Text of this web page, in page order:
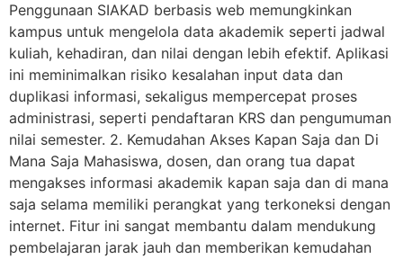
Penggunaan SIAKAD berbasis web memungkinkan
kampus untuk mengelola data akademik seperti jadwal
kuliah, kehadiran, dan nilai dengan lebih efektif. Aplikasi
ini meminimalkan risiko kesalahan input data dan
duplikasi informasi, sekaligus mempercepat proses
administrasi, seperti pendaftaran KRS dan pengumuman
nilai semester. 2. Kemudahan Akses Kapan Saja dan Di
Mana Saja Mahasiswa, dosen, dan orang tua dapat
mengakses informasi akademik kapan saja dan di mana
saja selama memiliki perangkat yang terkoneksi dengan
internet. Fitur ini sangat membantu dalam mendukung
pembelajaran jarak jauh dan memberikan kemudahan